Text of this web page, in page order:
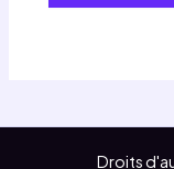
Droits